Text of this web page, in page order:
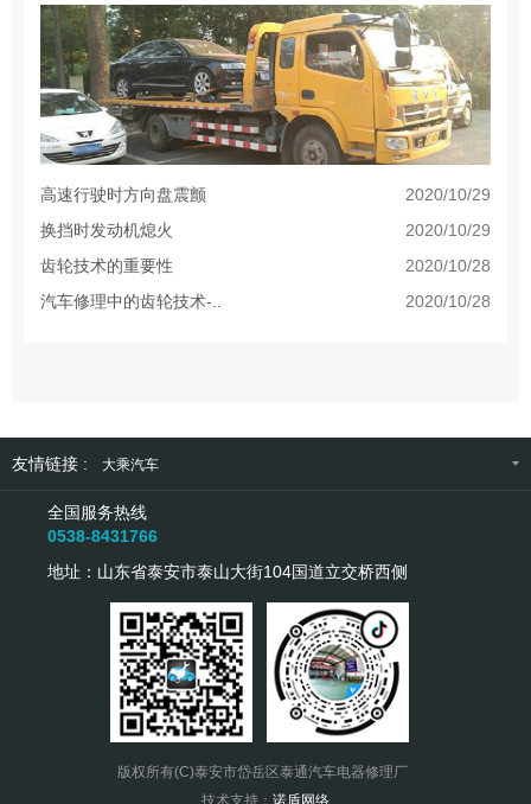
2020/10/29
高速行驶时方向盘震颤
2020/10/29
换挡时发动机熄火
2020/10/28
齿轮技术的重要性
2020/10/28
汽车修理中的齿轮技术-..
友情链接 : 大乘汽车
全国服务热线
0538-8431766
地址：山东省泰安市泰山大街104国道立交桥西侧
版权所有(C)泰安市岱岳区泰通汽车电器修理厂
技术支持： 诺盾网络